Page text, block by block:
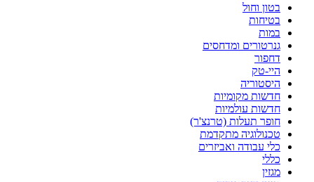
בטון וחול
בטיחות
במות
גנרטורים ומדחסים
דחפור
היי-טק
היסטוריה
חדשות מקומיות
חדשות עולמיות
חופר תעלות (טרנצ'ר)
טכנולוגיה מתקדמת
כלי עבודה ואביזרים
כללי
מגזין